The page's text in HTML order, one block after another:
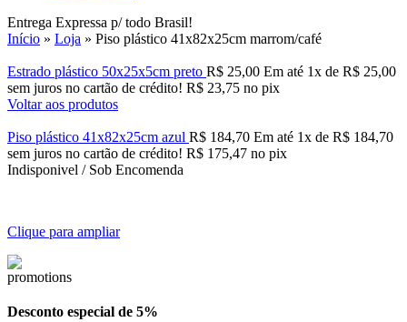
Entrega Expressa p/ todo Brasil!
Início » Loja » Piso plástico 41x82x25cm marrom/café
Estrado plástico 50x25x5cm preto R$ 25,00 Em até 1x de R$ 25,00
sem juros no cartão de crédito! R$ 23,75 no pix
Voltar aos produtos
Piso plástico 41x82x25cm azul R$ 184,70 Em até 1x de R$ 184,70
sem juros no cartão de crédito! R$ 175,47 no pix
Indisponivel / Sob Encomenda
Clique para ampliar
Desconto especial de 5%